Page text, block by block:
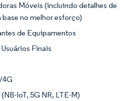
Móveis (incluindo detalhes de
no melhor esforço)
de Equipamentos
Finais
4G
IoT, 5G NR, LTE-M)